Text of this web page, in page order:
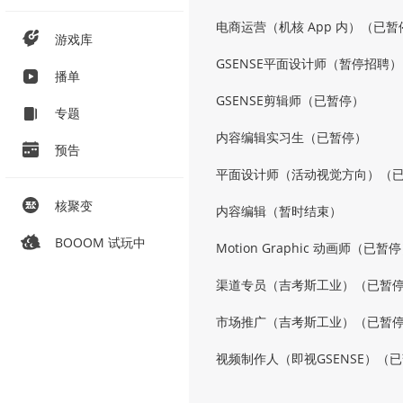
游戏库
播单
专题
预告
核聚变
BOOOM 试玩中
电商运营（机核 App 内）（已暂
GSENSE平面设计师（暂停招聘）
GSENSE剪辑师（已暂停）
内容编辑实习生（已暂停）
平面设计师（活动视觉方向）（已
内容编辑（暂时结束）
Motion Graphic 动画师（已暂停
渠道专员（吉考斯工业）（已暂停
市场推广（吉考斯工业）（已暂停
视频制作人（即视GSENSE）（已